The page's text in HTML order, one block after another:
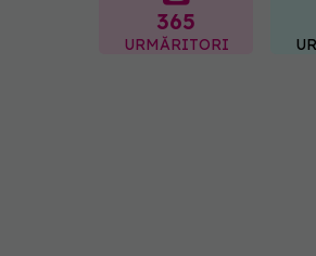
365
URMĂRITORI